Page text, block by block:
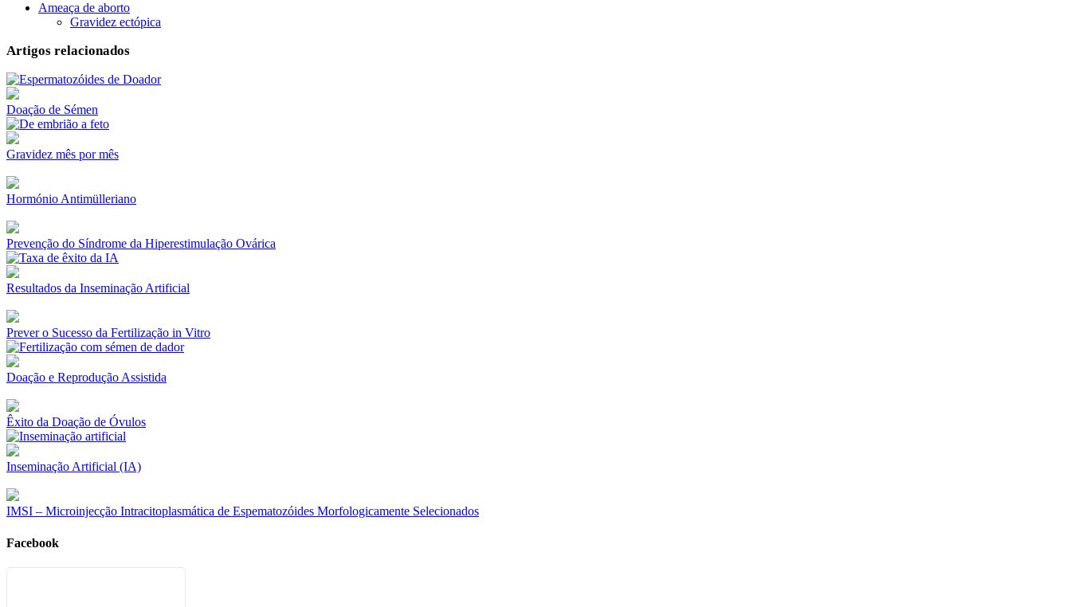
Ameaça de aborto
Gravidez ectópica
Artigos relacionados
Doação de Sémen
Gravidez mês por mês
Hormónio Antimülleriano
Prevenção do Síndrome da Hiperestimulação Ovárica
Resultados da Inseminação Artificial
Prever o Sucesso da Fertilização in Vitro
Doação e Reprodução Assistida
Êxito da Doação de Óvulos
Inseminação Artificial (IA)
IMSI – Microinjecção Intracitoplasmática de Espematozóides Morfologicamente Selecionados
Facebook